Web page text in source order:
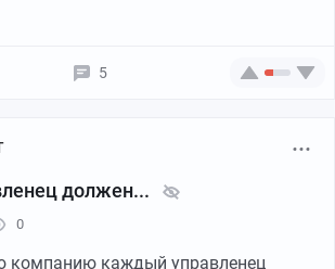
5
должен...
0
компанию каждый управленец